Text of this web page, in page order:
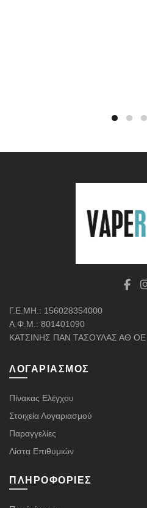
Γ.Ε.ΜΗ.: 156028354000
Α.Φ.Μ.: 801401090
ΚΑΤΣΙΝΗΣ ΠΑΝ ΤΑΣΟΥΛΑΣ ΑΘ ΟΕ
ΛΟΓΑΡΙΑΣΜΌΣ
Πίνακας Ελέγχου
Στοιχεία Λογαριασμού
Παραγγελίες
Λίστα Επιθυμιών
ΠΛΗΡΟΦΟΡΊΕΣ